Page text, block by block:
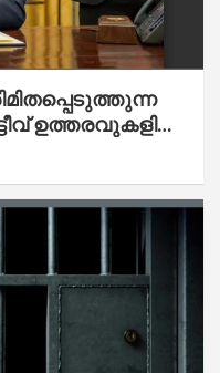
ഉത്തരവുകളിൽ